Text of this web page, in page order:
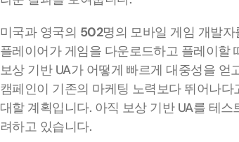
미국과 영국의 502명의 모바일 게임 개발
플레이어가 게임을 다운로드하고 플레이할
보상 기반 UA가 어떻게 빠르게 대중성을 얻
캠페인이 기존의 마케팅 노력보다 뛰어나다
대할 계획입니다. 아직 보상 기반 UA를 테
려하고 있습니다.